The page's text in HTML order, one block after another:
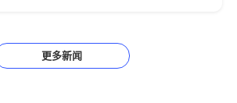
更多新闻